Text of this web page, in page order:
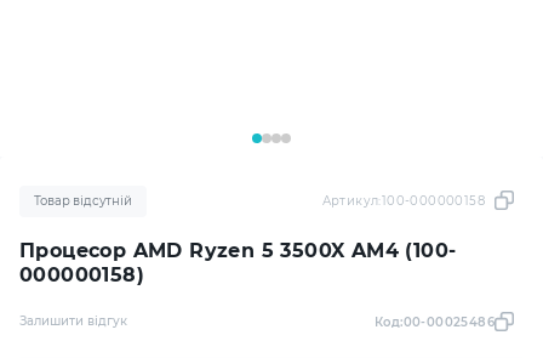
Процесор AMD Ryzen 5 3500X AM4 (100-
000000158)
Товар відсутній Артикул:100-000000158
Залишити відгук Код:00-00025486